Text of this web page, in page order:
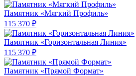
Памятник «Мягкий Профиль»
115 370 ₽
Памятник «Горизонтальная Линия»
115 370 ₽
Памятник «Прямой Формат»